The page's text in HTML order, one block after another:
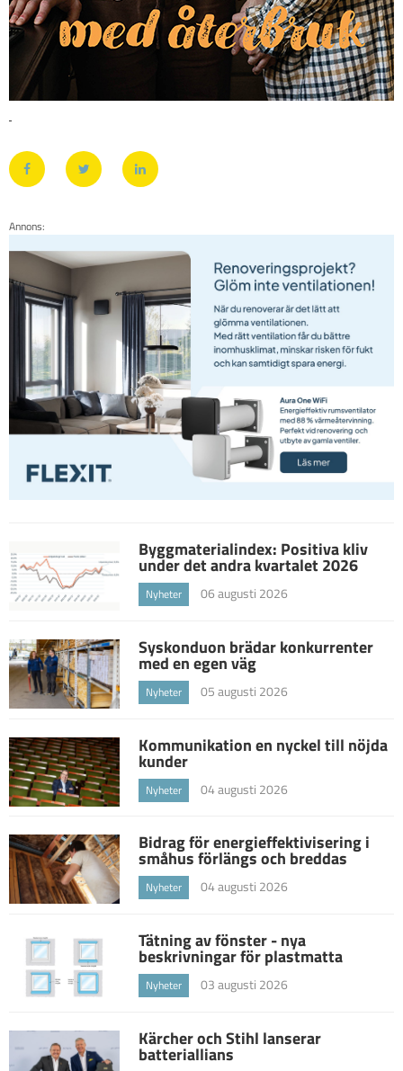
Annons:
Byggmaterialindex: Positiva kliv
under det andra kvartalet 2026
Nyheter 06 augusti 2026
Syskonduon brädar konkurrenter
med en egen väg
Nyheter 05 augusti 2026
Kommunikation en nyckel till nöjda
kunder
Nyheter 04 augusti 2026
Bidrag för energieffektivisering i
småhus förlängs och breddas
Nyheter 04 augusti 2026
Tätning av fönster - nya
beskrivningar för plastmatta
Nyheter 03 augusti 2026
Kärcher och Stihl lanserar
batteriallians